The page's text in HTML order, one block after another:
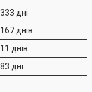
333 дні
167 днів
11 днів
83 дні